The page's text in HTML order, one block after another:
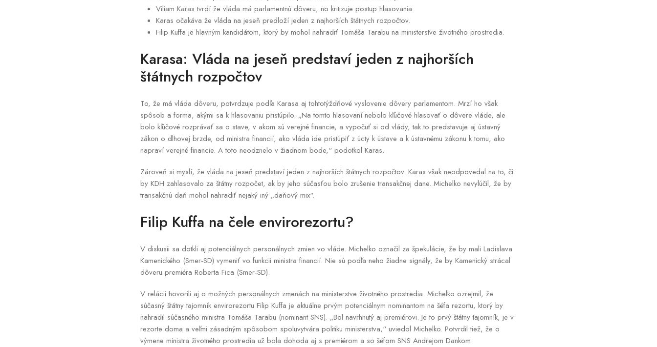
Viliam Karas tvrdí že vláda má parlamentnú dôveru, no kritizuje postup hlasovania.
Karas očakáva že vláda na jeseň predloží jeden z najhorších štátnych rozpočtov.
Filip Kuffa je hlavným kandidátom, ktorý by mohol nahradiť Tomáša Tarabu na ministerstve životného prostredia.
Karasa: Vláda na jeseň predstaví jeden z najhorších
štátnych rozpočtov
To, že má vláda dôveru, potvrdzuje podľa Karasa aj tohtotýždňové vyslovenie dôvery parlamentom. Mrzí ho však
spôsob a forma, akými sa k hlasovaniu pristúpilo. „Na tomto hlasovaní nebolo kľúčové hlasovať o dôvere vláde, ale
bolo kľúčové rozprávať sa o stave, v akom sú verejné financie, a vypočuť si od vlády, tak to predstavuje aj ústavný
zákon o dlhovej brzde, od ministra financií, ako vláda ide pristúpiť z úcty k ústave a k ústavnému zákonu k tomu, ako
napraví verejné financie. A toto neodznelo v žiadnom bode,“ podotkol Karas.
Zároveň si myslí, že vláda na jeseň predstaví jeden z najhorších štátnych rozpočtov. Karas však neodpovedal na to, či
by KDH zahlasovalo za štátny rozpočet, ak by jeho súčasťou bolo zrušenie transakčnej dane. Michelko nevylúčil, že by
transakčnú daň mohol nahradiť nejaký iný „daňový mix“.
Filip Kuffa na čele envirorezortu?
V diskusii sa dotkli aj potenciálnych personálnych zmien vo vláde. Michelko označil za špekulácie, že by mali Ladislava
Kamenického (Smer-SD) vymeniť vo funkcii ministra financií. Nie sú podľa neho žiadne signály, že by Kamenický strácal
dôveru premiéra Roberta Fica (Smer-SD).
V relácii hovorili aj o možných personálnych zmenách na ministerstve životného prostredia. Michelko ozrejmil, že
súčasný štátny tajomník envirorezortu Filip Kuffa je aktuálne prvým potenciálnym nominantom na šéfa rezortu, ktorý by
nahradil súčasného ministra Tomáša Tarabu (nominant SNS). „Bol navrhnutý aj premiérovi. Je to prvý štátny tajomník, je v
rezorte doma a veľmi zásadným spôsobom spoluvytvára politiku ministerstva,“ uviedol Michelko. Potvrdil tiež, že o
výmene ministra životného prostredia už bola dohoda aj s premiérom a so šéfom SNS Andrejom Dankom.